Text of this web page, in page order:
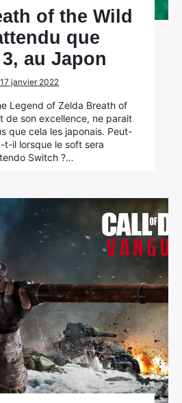
of the Wild
que
au Japon
janvier 2022
Legend of Zelda Breath of
de son excellence, ne parait
que cela les japonais. Peut-
t-il lorsque le soft sera
Switch ?…